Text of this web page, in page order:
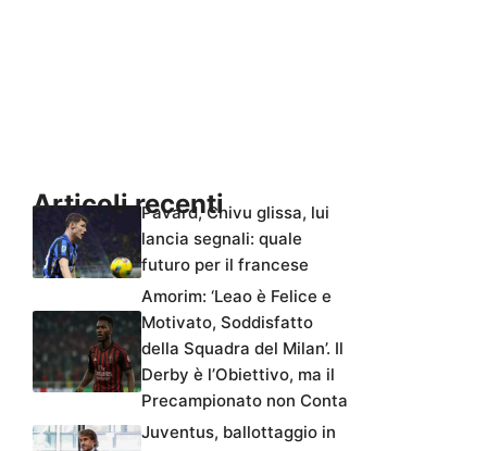
Articoli recentiPavard, Chivu glissa, lui
lancia segnali: quale
futuro per il francese
Amorim: ‘Leao è Felice e
Motivato, Soddisfatto
della Squadra del Milan’. Il
Derby è l’Obiettivo, ma il
Precampionato non Conta
Juventus, ballottaggio in